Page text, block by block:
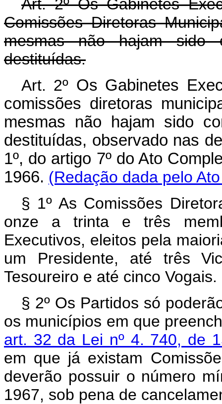
Art.2º Os Gabinetes
Comissões Diretoras
mesmas não hajam sido
destituídas.
Art. 2º Os Gabinetes
comissões diretoras
mesmas não hajam sido
destituídas, observado nas
1º, do artigo 7º do Ato
1966. (Redação dada pelo
§ 1º As Comissões
onze a trinta e três
Executivos, eleitos pela
um Presidente, até três
Tesoureiro e até cinco Vogais.
§ 2º Os Partidos só
os municípios em que
art. 32 da Lei nº 4. 740, de
em que já existam
deverão possuir o número
1967, sob pena de